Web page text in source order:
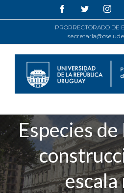
FacebookTwitter
PRORRECTORADO DE
Especies de
escala